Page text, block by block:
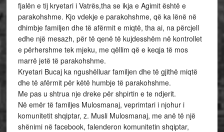
fjalën e tij kryetari i Vatrës,tha se ikja e Agimit është e
parakohshme. Kjo vdekje e parakohshme, që ka lënë në
dhimbje familjen dhe të afërmit e miqtë, tha ai, na përcjell
edhe një mesazh, për të qenë të kujdesshëm në kontrollet
e përhershme tek mjeku, me qëllim që e keqja të mos
marrë jetë të parakohshme.
Kryetari Bucaj ka ngushëlluar familjen dhe të gjithë miqtë
dhe të afërmit për këtë humbje të parakohshme.
Me pas u shtrua nje dreke për shpirtin e te ndjerit.
Në emër të familjes Mulosmanaj, veprimtari i njohur i
komunitetit shqiptar, z. Musli Mulosmanaj, me anë të një
shënimi në facebook, falenderon komunitetin shqiptar,